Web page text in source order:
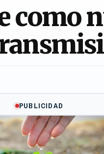
como
PUBLICIDAD